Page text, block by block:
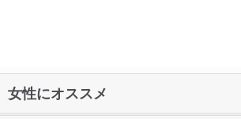
女性にオススメ